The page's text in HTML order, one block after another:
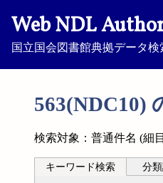
Web NDL
国立国会図書館典拠データ
563(NDC10)
検索対象：普通件名 (細
キーワード検索 分